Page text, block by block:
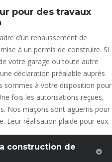
pour des travaux
d’un rehaussement de
à un permis de construire. Si
votre garage ou toute autre
déclaration préalable auprès
sommes à votre disposition pour
fois les autorisations reçues,
Nos maçons sont aguerris pour
Leur réalisation plaide pour eux.
construction de